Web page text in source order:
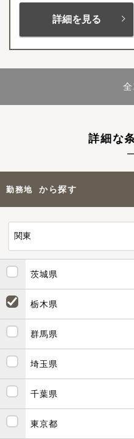
詳細を見る
全
詳細な
勤務地 から探す
茨城県
栃木県
群馬県
埼玉県
千葉県
東京都